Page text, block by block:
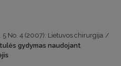
5 No. 4 (2007): Lietuvos chirurgija /
gydymas naudojant